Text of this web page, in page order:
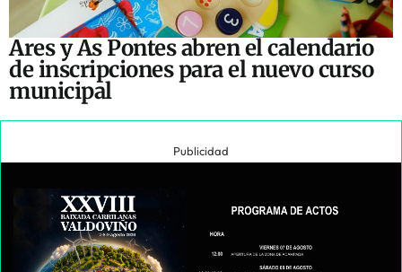
Ares y As Pontes abren el calendario
de inscripciones para el nuevo curso
municipal
Publicidad